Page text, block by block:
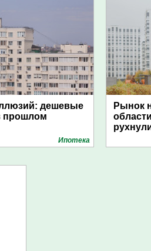
дешевые
прошлом
Ипотека
Рынок